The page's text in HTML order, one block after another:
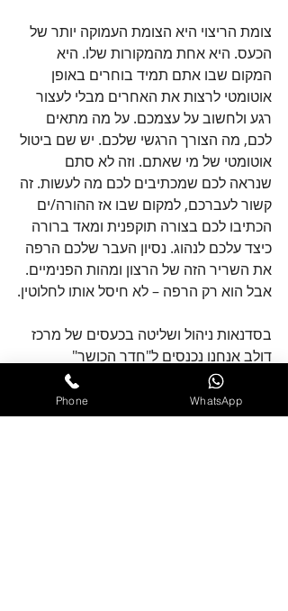
צומת הריצוי היא הצומת העמוקה יותר של
הכעס. היא אחת מהמקורות שלו. היא
המקום שבו אתם תמיד בוחרים באופן
אוטומטי לרצות את האחרים מבלי לעצור
רגע ולחשוב על עצמכם. על מה מתאים
לכם, מה הצורך הרגשי שלכם. יש שם ביטול
אוטומטי של מי שאתם. וזה לא סתם
שנראה לכם שמכתיבים לכם מה לעשות. זה
קשור לעברכם, למקום שבו אז ההורה/ים
הכתיבו לכם בצורה תוקפנית ומאד ברורה
כיצד עלכם לנהוג. נסיון העבר שלכם הרפה
את השריר הזה של הרצון ומהות הפנימיים.
אבל הוא רק הרפה – לא חיסל אותו לחלוטין.
בסדנאות ניהול ושליטה בכעסים של מרכז
דולב אנחנו נכנסים ל"חדר הכושר"
ומאמנים מחדש את השריר הפנימי הזה
לפעול. אז שבפעם הבאה שמבקשים מכם
משהו, רגע לפני האוטומט תחשבו עם
Phone WhatsApp